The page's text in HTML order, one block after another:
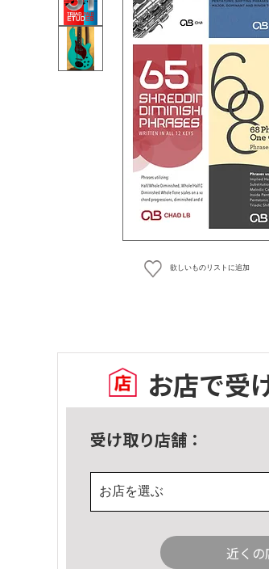
欲しいものリストに追加
お店で受
受け取り店舗：
お店を選ぶ
近くの